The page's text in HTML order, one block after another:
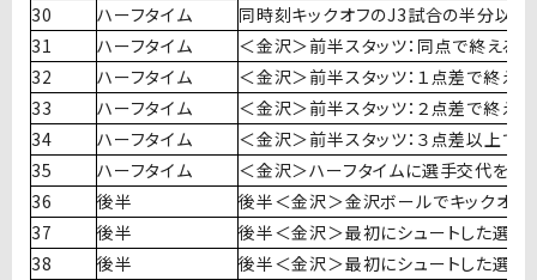
30
ハーフタイム
同時刻キックオフのJ3試合の半分以上
31
ハーフタイム
＜金沢＞前半スタッツ：同点で終える
32
ハーフタイム
＜金沢＞前半スタッツ：１点差で終える
33
ハーフタイム
＜金沢＞前半スタッツ：２点差で終える
34
ハーフタイム
＜金沢＞前半スタッツ：３点差以上で
35
ハーフタイム
＜金沢＞ハーフタイムに選手交代をす
36
後半
後半＜金沢＞金沢ボールでキックオフ
37
後半
後半＜金沢＞最初にシュートした選手
38
後半
後半＜金沢＞最初にシュートした選手